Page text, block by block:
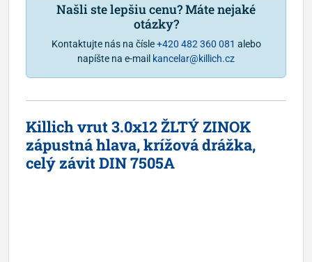
Našli ste lepšiu cenu? Máte nejaké
otázky?
Kontaktujte nás na čísle+420 482 360 081 alebo
napíšte na e-mail kancelar@killich.cz
Killich vrut 3.0x12 ŽLTÝ ZINOK
zápustná hlava, krížová drážka,
celý závit DIN 7505A